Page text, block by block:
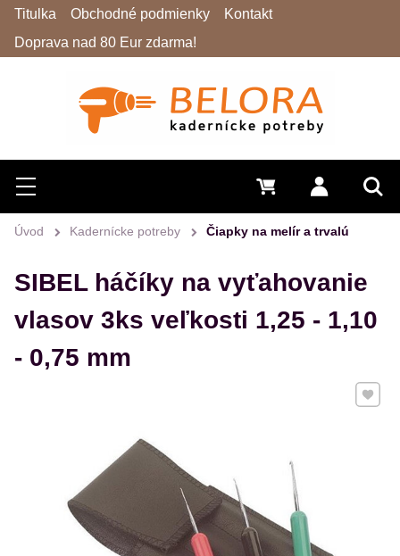
Hľadať
Menu Prihlásiť
0 €
Titulka Obchodné podmienky
Kontakt
Doprava nad 80 Eur zdarma!
Úvod Kadernícke potreby Čiapky na melír a trvalú
SIBEL háčíky na vyťahovanie
vlasov 3ks veľkosti 1,25 - 1,10
- 0,75 mm
Pridať